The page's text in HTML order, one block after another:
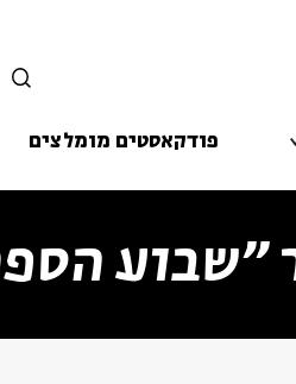
פודקאסטים מומלצים
״שבוע